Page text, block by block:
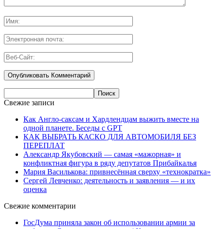
Свежие записи
Как Англо-саксам и Хардлендцам выжить вместе на
одной планете. Беседы с GPT
КАК ВЫБРАТЬ КАСКО ДЛЯ АВТОМОБИЛЯ БЕЗ
ПЕРЕПЛАТ
Александр Якубовский — самая «мажорная» и
конфликтная фигура в ряду депутатов Прибайкалья
Мария Василькова: привнесённая сверху «технократка»
Сергей Левченко: деятельность и заявления — и их
оценка
Свежие комментарии
ГосДума приняла закон об использовании армии за